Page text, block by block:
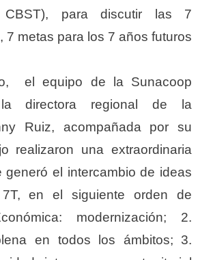
CBST), para discutir las 7
7 metas para los 7 años futuros
el equipo de la Sunacoop
directora regional de la
Ruiz, acompañada por su
realizaron una extraordinaria
generó el intercambio de ideas
en el siguiente orden de
modernización; 2.
en todos los ámbitos; 3.